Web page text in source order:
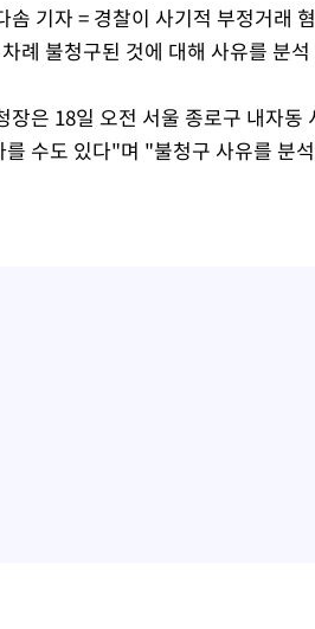
솜 기자 = 경찰이 사기적 부정거래
례 불청구된 것에 대해 사유를 분
장은 18일 오전 서울 종로구 내자
수도 있다"며 "불청구 사유를 분